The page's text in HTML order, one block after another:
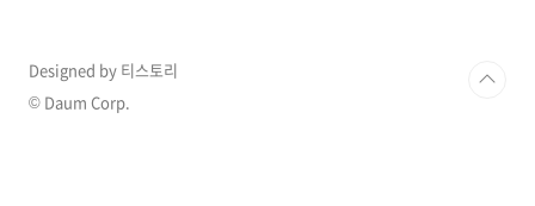
Designed by 티스토리
© Daum Corp.